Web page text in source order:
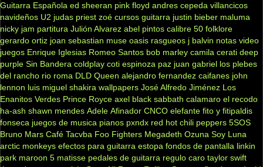
Guitarra Española ed sheeran pink floyd andres cepeda villancicos
navideños U2 judas priest zoé cursos guitarra justin bieber maluma
nicky jam partitura Julión Alvarez abel pintos calibre 50 folklore
gerardo ortiz joan sebastian muse oasis rasgueos j balvin notas video
juegos Enrique Iglesias Romeo Santos bob marley camila cerati deep
purple Sin Bandera coldplay coti espinoza paz juan gabriel los plebes
del rancho rio roma DLD Queen alejandro fernandez caifanes john
lennon luis miguel shakira wallpapers José Alfredo Jiménez Los
Enanitos Verdes Prince Royce axel black sabbath calamaro el recodo
ha-ash shawn mendes Adele Afinador CNCO elefante fito y fitipaldis
fonseca juegos de musica pianos pxndx red hot chili peppers 5SOS
Bruno Mars Café Tacvba Foo Fighters Megadeth Ozuna Soy Luna
arctic monkeys efectos para guitarra estopa fondos de pantalla linkin
park maroon 5 matisse pedales de guitarra regulo caro taylor swift